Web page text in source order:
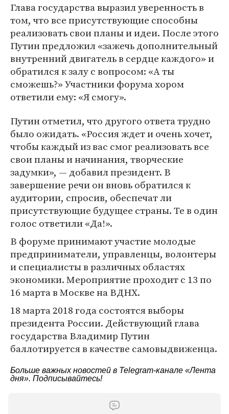
Глава государства выразил уверенность в
том, что все присутствующие способны
реализовать свои планы и идеи. После этого
Путин предложил «зажечь дополнительный
внутренний двигатель в сердце каждого» и
обратился к залу с вопросом: «А ты
сможешь?» Участники форума хором
ответили ему: «Я смогу».
Путин отметил, что другого ответа трудно
было ожидать. «Россия ждет и очень хочет,
чтобы каждый из вас смог реализовать все
свои планы и начинания, творческие
задумки», — добавил президент. В
завершение речи он вновь обратился к
аудитории, спросив, обеспечат ли
присутствующие будущее страны. Те в один
голос ответили «Да!».
В форуме принимают участие молодые
предприниматели, управленцы, волонтеры
и специалисты в различных областях
экономики. Мероприятие проходит с 13 по
16 марта в Москве на ВДНХ.
18 марта 2018 года состоятся выборы
президента России. Действующий глава
государства Владимир Путин
баллотируется в качестве самовыдвиженца.
Больше важных новостей в Telegram-канале «Лента
дня». Подписывайтесь!